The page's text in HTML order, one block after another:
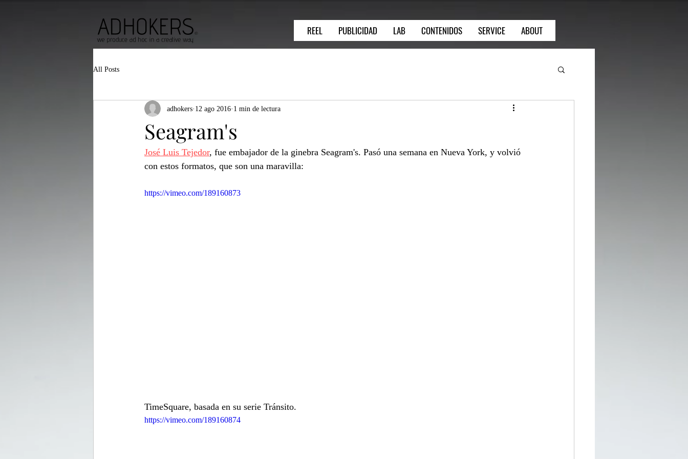
REEL PUBLICIDAD LAB CONTENIDOS SERVICE ABOUT
All Posts
Seagram's
adhokers 12 ago 2016 1 min de lectura
José Luis Tejedor, fue embajador de la ginebra Seagram's. Pasó una semana en Nueva York, y volvió
con estos formatos, que son una maravilla:
https://vimeo.com/189160873
TimeSquare, basada en su serie Tránsito.
https://vimeo.com/189160874